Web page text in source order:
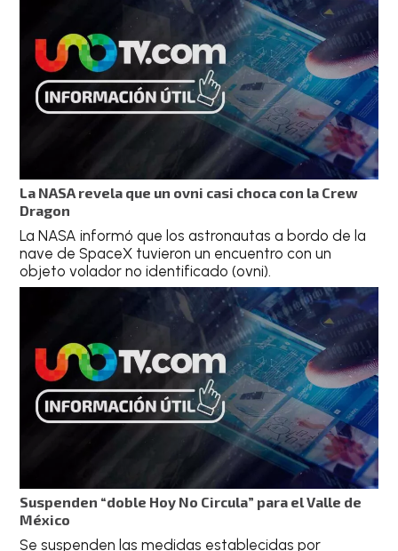
La NASA revela que un ovni casi choca con la Crew
Dragon
La NASA informó que los astronautas a bordo de la
nave de SpaceX tuvieron un encuentro con un
objeto volador no identificado (ovni).
Suspenden “doble Hoy No Circula” para el Valle de
México
Se suspenden las medidas establecidas por